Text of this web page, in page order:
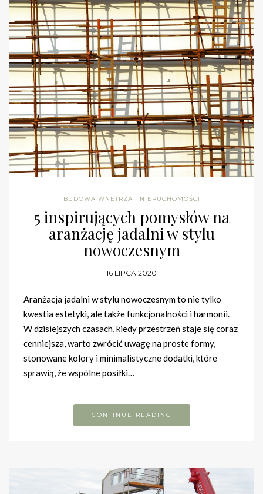
BUDOWA WNETRZA I NIERUCHOMOŚCI
5 inspirujących pomysłów na
aranżację jadalni w stylu
nowoczesnym
16 LIPCA 2020
Aranżacja jadalni w stylu nowoczesnym to nie tylko
kwestia estetyki, ale także funkcjonalności i harmonii.
W dzisiejszych czasach, kiedy przestrzeń staje się coraz
cenniejsza, warto zwrócić uwagę na proste formy,
stonowane kolory i minimalistyczne dodatki, które
sprawią, że wspólne posiłki…
CONTINUE READING